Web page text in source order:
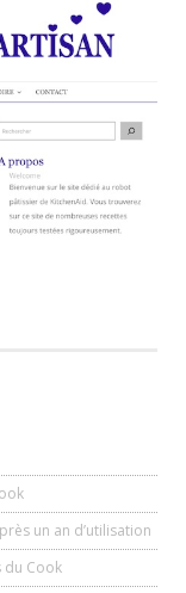
un an d’utilisation
du Cook